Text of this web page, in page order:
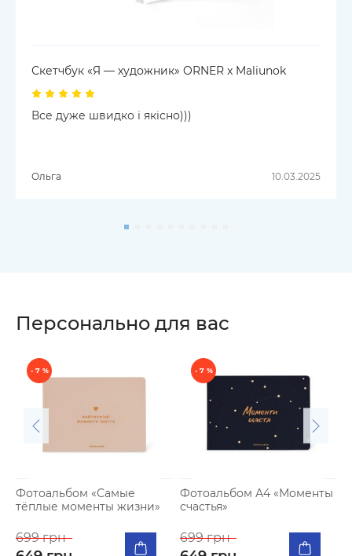
Скетчбук «Я — художник» ORNER x Maliunok
Все дуже швидко і якісно)))
Ольга 10.03.2025
Персонально для вас
- 7 %
Фотоальбом «Самые
тёплые моменты жизни»
699 грн
- 7 %
Фотоальбом А4 «Моменты
счастья»
699 грн